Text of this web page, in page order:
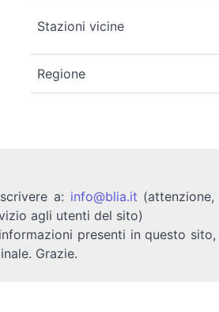
Stazioni vicine
Regione
a: info@blia.it
agli utenti del sito)
presenti in questo
Grazie.